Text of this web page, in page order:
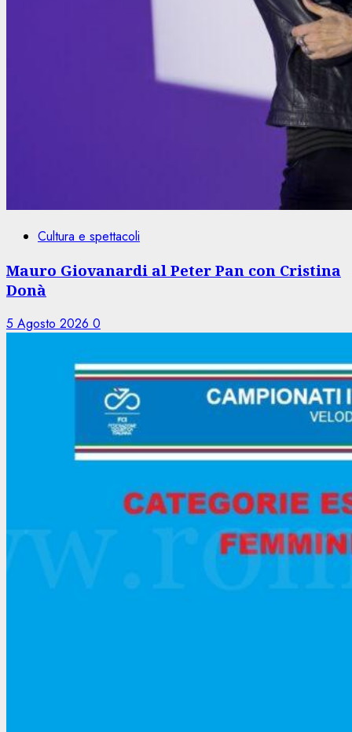
Cultura e spettacoli
Mauro Giovanardi al Peter Pan con Cristina
Donà
5 Agosto 2026 0